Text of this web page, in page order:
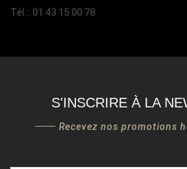
Tél.: 01 43 15 00 78
S'INSCRIRE À LA
Recevez nos promotions